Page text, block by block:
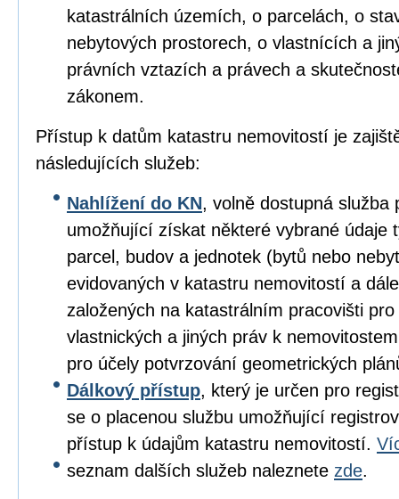
katastrálních územích, o parcelách, o
nebytových prostorech, o vlastnících a
právních vztazích a právech a
zákonem.
Přístup k datům katastru nemovitostí je
následujících služeb:
Nahlížení do KN, volně dostupná služba
umožňující získat některé vybrané údaje
parcel, budov a jednotek (bytů nebo
evidovaných v katastru nemovitostí a
založených na katastrálním pracovišti
vlastnických a jiných práv k
pro účely potvrzování geometrických
Dálkový přístup, který je určen pro
se o placenou službu umožňující
přístup k údajům katastru nemovitostí.
seznam dalších služeb naleznete zde.